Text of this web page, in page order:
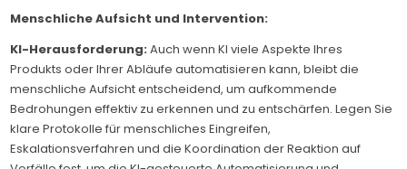
Menschliche Aufsicht und Intervention:
KI-Herausforderung:Auch wenn KI viele Aspekte Ihres
Produkts oder Ihrer Abläufe automatisieren kann, bleibt die
menschliche Aufsicht entscheidend, um aufkommende
Bedrohungen effektiv zu erkennen und zu entschärfen. Legen Sie
klare Protokolle für menschliches Eingreifen,
Eskalationsverfahren und die Koordination der Reaktion auf